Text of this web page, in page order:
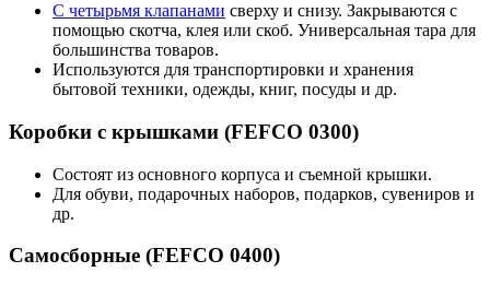
С четырьмя клапанами сверху и снизу. Закрываются с
помощью скотча, клея или скоб. Универсальная тара для
большинства товаров.
Используются для транспортировки и хранения
бытовой техники, одежды, книг, посуды и др.
Коробки с крышками (FEFCO 0300)
Состоят из основного корпуса и съемной крышки.
Для обуви, подарочных наборов, подарков, сувениров и
др.
Самосборные (FEFCO 0400)